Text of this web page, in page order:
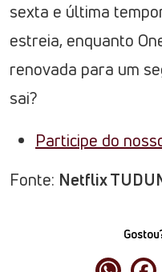
sexta e última
estreia, enquanto
renovada para um
sai?
Participe do
Fonte: Netflix